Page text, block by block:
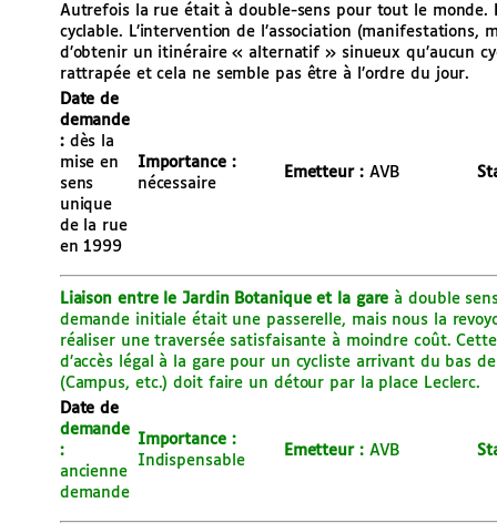
Autrefois la rue était à double-sens pour tout le monde.
cyclable. L’intervention de l’association
d’obtenir un itinéraire « alternatif » sinueux qu’aucun
rattrapée et cela ne semble pas être à l’ordre du jour.
Date de
demande
: dès la
mise en
sens
unique
de la rue
en 1999
Importance :
nécessaire
Emetteur :AVB
Liaison entre le Jardin Botanique et la gare à double
demande initiale était une passerelle, mais nous la
réaliser une traversée satisfaisante à moindre coût.
d’accès légal à la gare pour un cycliste arrivant du bas
(Campus, etc.) doit faire un détour par la place Leclerc.
Date de
demande
:
ancienne
demande
Importance :
Indispensable
Emetteur :AVB